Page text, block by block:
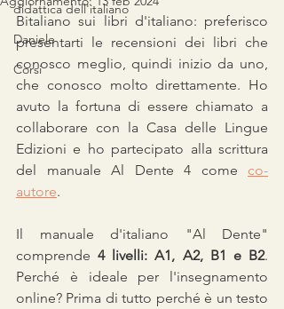
didattica dell'italiano
Daniele
Corsi
Bitaliano sui libri d'italiano: preferisco
presentarti le recensioni dei libri che
conosco meglio, quindi inizio da uno,
che conosco molto direttamente. Ho
avuto la fortuna di essere chiamato a
collaborare con la Casa delle Lingue
Edizioni e ho partecipato alla scrittura
del manuale Al Dente 4 come co-
autore.
Il manuale d'italiano "Al Dente"
comprende 4 livelli: A1, A2, B1 e B2.
Perché è ideale per l'insegnamento
online? Prima di tutto perché è un testo